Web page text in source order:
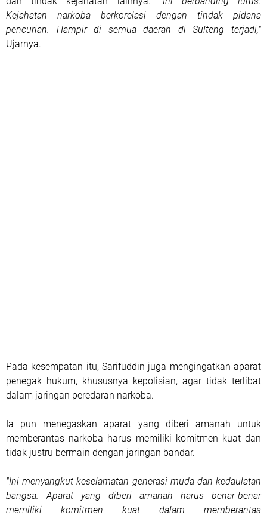
Kejahatan narkoba berkorelasi dengan tindak pidana
pencurian. Hampir di semua daerah di Sulteng terjadi,"
Ujarnya.
Pada kesempatan itu, Sarifuddin juga mengingatkan aparat
penegak hukum, khususnya kepolisian, agar tidak terlibat
dalam jaringan peredaran narkoba.
Ia pun menegaskan aparat yang diberi amanah untuk
memberantas narkoba harus memiliki komitmen kuat dan
tidak justru bermain dengan jaringan bandar.
"Ini menyangkut keselamatan generasi muda dan kedaulatan
bangsa. Aparat yang diberi amanah harus benar-benar
memiliki komitmen kuat dalam memberantas